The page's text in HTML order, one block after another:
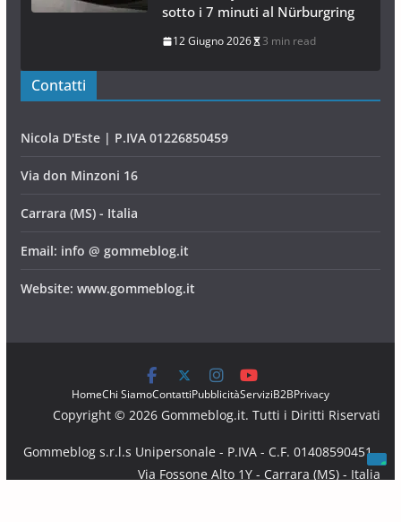
sotto i 7 minuti al Nürburgring
12 Giugno 2026 3 min read
Contatti
Nicola D'Este | P.IVA 01226850459
Via don Minzoni 16
Carrara (MS) - Italia
Email: info @ gommeblog.it
Website: www.gommeblog.it
HomeChi SiamoContattiPubblicitàServiziB2BPrivacy
Copyright © 2026 Gommeblog.it. Tutti i Diritti Riservati
Gommeblog s.r.l.s Unipersonale - P.IVA - C.F. 01408590451 -
Via Fossone Alto 1Y - Carrara (MS) - Italia